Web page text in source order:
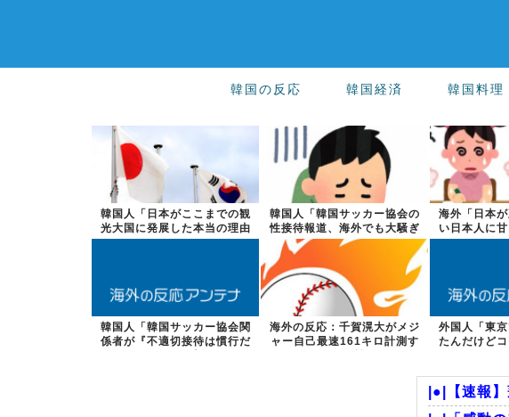
韓国の反応 韓国経済 韓国料理
韓国人「日本がここまでの観
光大国に発展した本当の理由
がこちら…」...
韓国人「韓国サッカー協会の
性接待報道、海外でも大騒ぎ
に・・・20...
海外「日本
い日本人に
外
韓国人「韓国サッカー協会関
係者が『不適切接待は慣行だ
海外の反応：千賀滉大がメジ
ャー自己最速161キロ計測す
外国人「東
たんだけど
|●|【速報